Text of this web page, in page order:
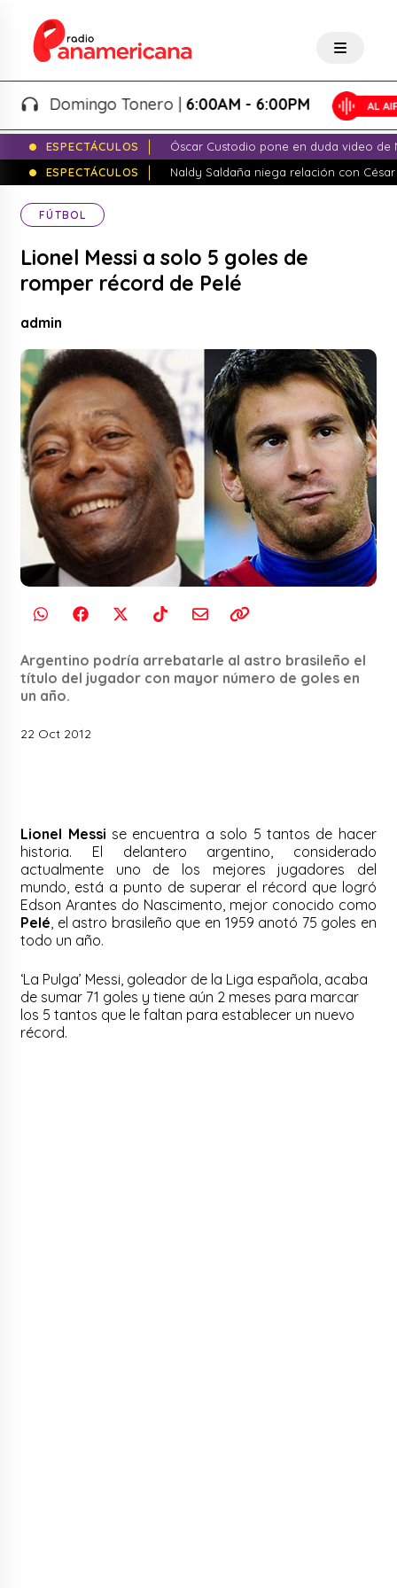
Domingo Tonero |6:00AM - 6:00PM
ESPECTÁCULOS
Óscar Custodio pone en duda video de
ESPECTÁCULOS
Naldy Saldaña niega relación con
FÚTBOL
Lionel Messi a solo 5 goles de
romper récord de Pelé
admin
Argentino podría arrebatarle al astro brasileño el
título del jugador con mayor número de goles en
un año.
22 Oct 2012
Lionel Messi se encuentra a solo 5 tantos de hacer
historia. El delantero argentino, considerado
actualmente uno de los mejores jugadores del
mundo, está a punto de superar el récord que logró
Edson Arantes do Nascimento, mejor conocido como
Pelé, el astro brasileño que en 1959 anotó 75 goles en
todo un año.
‘La Pulga’ Messi, goleador de la Liga española, acaba
de sumar 71 goles y tiene aún 2 meses para marcar
los 5 tantos que le faltan para establecer un nuevo
récord.